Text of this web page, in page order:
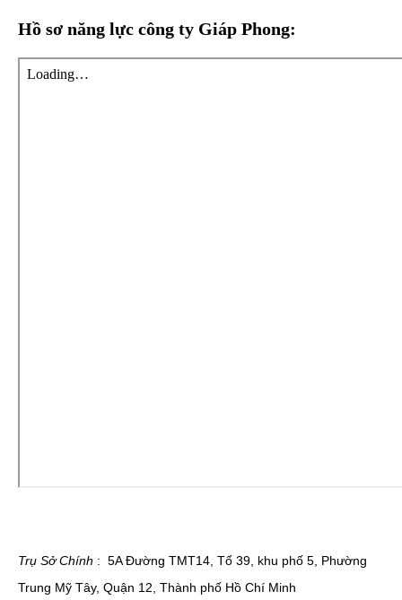
Hồ sơ năng lực công ty Giáp Phong:
Trụ Sở Chính : 5A Đường TMT14, Tổ 39, khu phố 5, Phường
Trung Mỹ Tây, Quận 12, Thành phố Hồ Chí Minh